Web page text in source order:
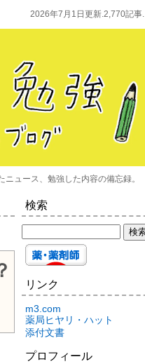
2026年7月1日更新.2,770記事.
ュース、勉強した内容の備忘録。
検索
リンク
m3.com
薬局ヒヤリ・ハット
添付文書
プロフィール